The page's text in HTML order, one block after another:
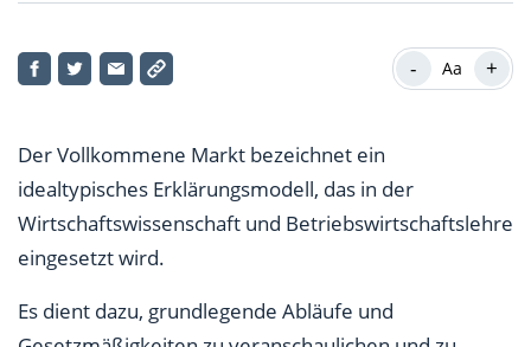
Bedingungen des Vollkommenen Marktes - Aa +
Der Vollkommene Markt bezeichnet ein
idealtypisches Erklärungsmodell, das in der
Wirtschaftswissenschaft und Betriebswirtschaftslehre
eingesetzt wird.
Es dient dazu, grundlegende Abläufe und